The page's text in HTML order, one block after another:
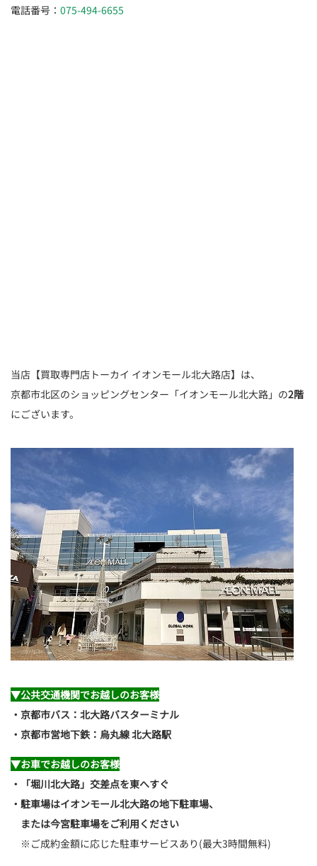
電話番号： 075-494-6655
当店【買取専門店トーカイ イオンモール北大路店】は、
京都市北区のショッピングセンター「イオンモール北大路」の2階
にございます。
▼公共交通機関でお越しのお客様
・京都市バス：北大路バスターミナル
・京都市営地下鉄：烏丸線 北大路駅
▼お車でお越しのお客様
・「堀川北大路」交差点を東へすぐ
・駐車場はイオンモール北大路の地下駐車場、
または今宮駐車場をご利用ください
※ご成約金額に応じた駐車サービスあり(最大3時間無料)